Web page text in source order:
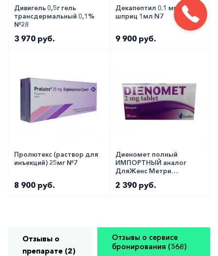
Дивигель 0,5г гель
трансдермальный 0,1%
№28
3 970 руб.
Декапептил 0.1 мг/мл
шприц 1мл N7
9 900 руб.
Пролютекс (раствор для
инъекций) 25мг №7
8 900 руб.
Диеномет полный
ИМПОРТНЫЙ аналог
ДляЖенс Метри
2 390 руб.
Отзывы о
препарате (2)
Отзывы о сервисе
бронирования (568)